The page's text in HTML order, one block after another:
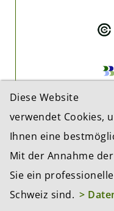
Diese Website
verwendet Cookies,
Ihnen eine
Mit der Annahme
Sie ein
Schweiz sind. >